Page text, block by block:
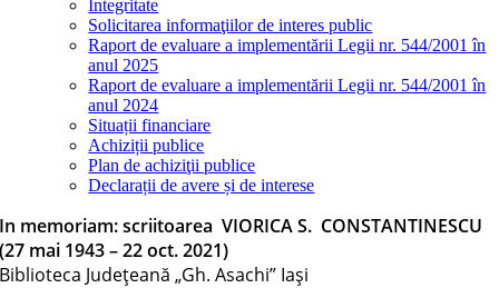
Integritate
Solicitarea informaţiilor de interes public
Raport de evaluare a implementării Legii nr. 544/2001 în
anul 2025
Raport de evaluare a implementării Legii nr. 544/2001 în
anul 2024
Situații financiare
Achiziții publice
Plan de achiziţii publice
Declarații de avere și de interese
In memoriam: scriitoarea VIORICA S. CONSTANTINESCU
(27 mai 1943 – 22 oct. 2021)
Biblioteca Judeţeană „Gh. Asachi” Iaşi